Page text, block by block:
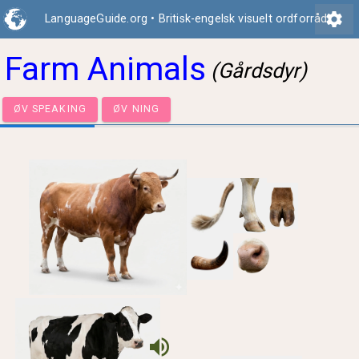
LanguageGuide.org • Britisk-engelsk visuelt ordforrådsettings
Farm Animals (Gårdsdyr)
ØV SPEAKING ØV NING
volume_up